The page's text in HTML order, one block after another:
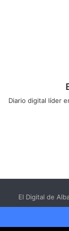
Diario digital líder
El Digital de
Facebook